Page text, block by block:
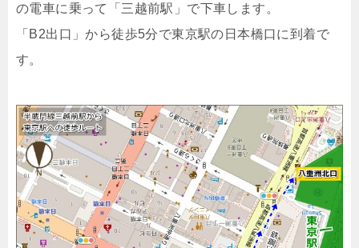
の電車に乗って「三越前駅」で下車します。
「B2出口」から徒歩5分で東京駅の日本橋口に到着で
す。